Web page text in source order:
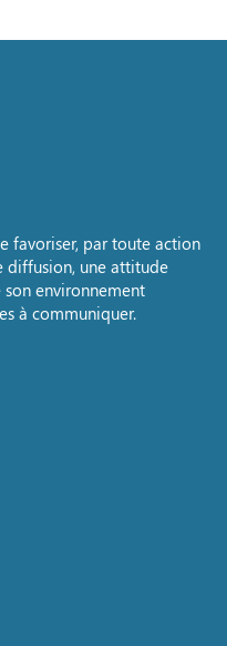
favoriser, par toute action
une attitude
environnement
à communiquer.